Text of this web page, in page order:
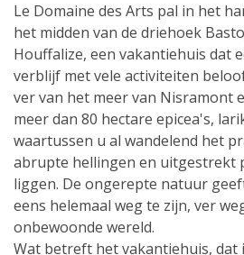
Le Domaine des Arts pal in het
het midden van de driehoek
Houffalize, een vakantiehuis dat
verblijf met vele activiteiten
ver van het meer van Nisramont
meer dan 80 hectare epicea's,
waartussen u al wandelend het
abrupte hellingen en uitgestrekt
liggen. De ongerepte natuur
eens helemaal weg te zijn, ver
onbewoonde wereld.
Wat betreft het vakantiehuis, dat